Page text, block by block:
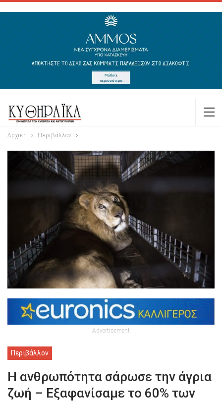
Αρχική Περιβάλλον
Advertisement
Περιβάλλον
Η ανθρωπότητα σάρωσε την άγρια
ζωή – Εξαφανίσαμε το 60% των